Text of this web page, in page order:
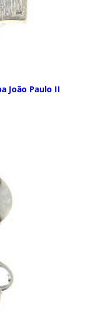
João Paulo II